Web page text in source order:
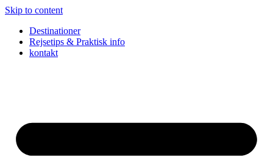
Skip to content
Destinationer
Rejsetips & Praktisk info
kontakt